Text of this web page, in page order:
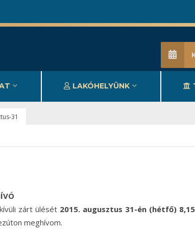
LAKÓHELYÜNK
31
zárt ülését 2015. augusztus 31-én (hétfő) 8,15
meghívom.